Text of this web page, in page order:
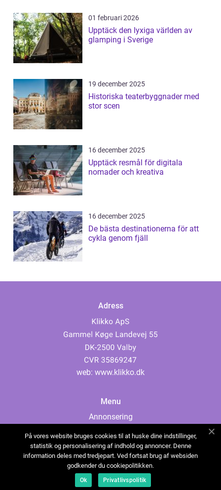
01 februari 2026
Upptäck den lyxiga världen av
glamping i Sverige
19 december 2025
Historiska teaterbyggnader med
stor scen
16 december 2025
Upptäck resmål för digitala
nomader och kreativa
16 december 2025
De bästa destinationerna för att
cykla genom fjäll
Adress
web: www.klikko.dk
Menu
Annonsering
Cookies
Kontakta oss
Sitemap
På vores website bruges cookies til at huske dine indstillinger,
statistik og personalisering af indhold og annoncer. Denne
information deles med tredjepart. Ved fortsat brug af websiden
godkender du cookiepolitikken.
Ok Privatlivspolitik